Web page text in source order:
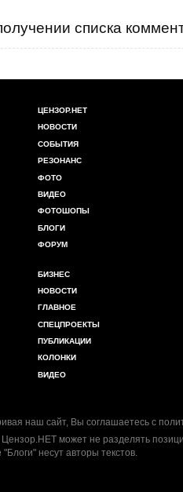
списка
ЦЕНЗОР.НЕТ
НОВОСТИ
СОБЫТИЯ
РЕЗОНАНС
ФОТО
ВИДЕО
ФОТОШОПЫ
БЛОГИ
ФОРУМ
БИЗНЕС
НОВОСТИ
ГЛАВНОЕ
СПЕЦПРОЕКТЫ
ПУБЛИКАЦИИ
КОЛОНКИ
ВИДЕО
наш сайт, Вы соглашаетесь с
Цензор.НЕТ может не разделять
"Блоги" несут авторы текстов.